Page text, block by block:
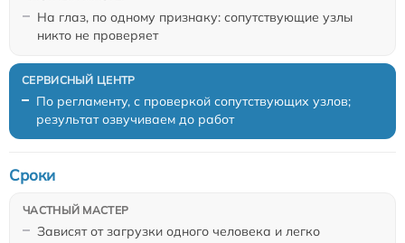
На глаз, по одному признаку: сопутствующие узлы
никто не проверяет
По регламенту, с проверкой сопутствующих узлов;
результат озвучиваем до работ
Зависят от загрузки одного человека и легко
Сроки